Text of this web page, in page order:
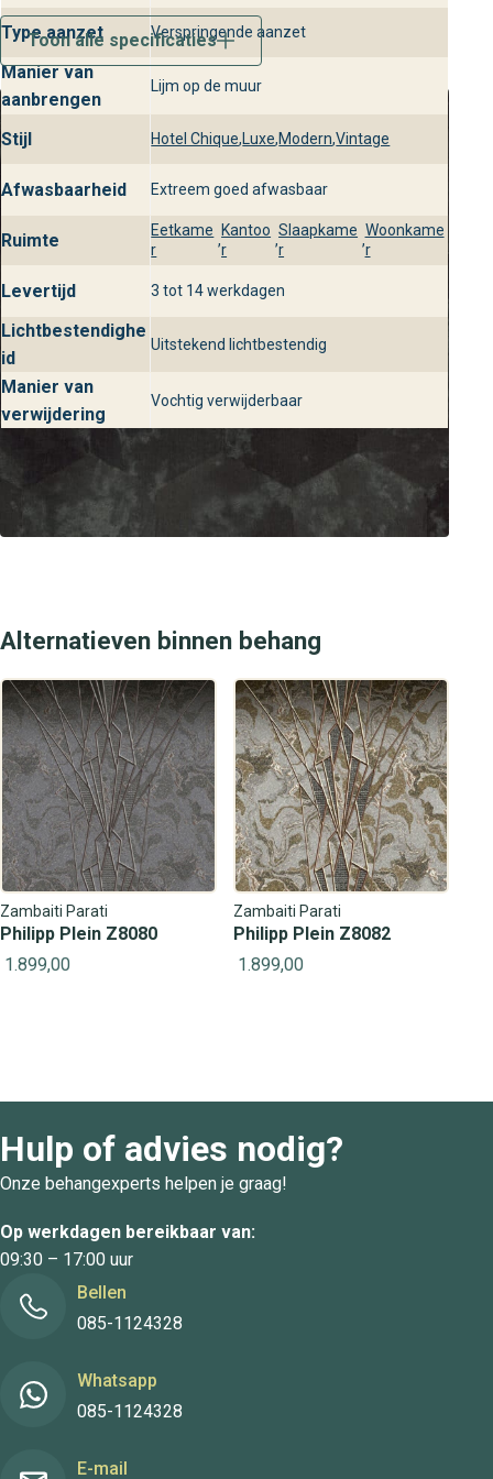
langdurig zijn luxe uitstraling behoudt, ook in goedverlichte
ruimtes.
Bezoek behangplaza voor Philipp
Plein Hexagon behang
Bij behangplaza vind je altijd persoonlijk advies en een
behang uit de Philipp Plein collectie. Kom langs in onze
winkels en laat je inspireren door de vele mogelijkheden
om jouw interieur te transformeren met stijlvol en luxe
Type aanzet Verspringende aanzet
Manier van
aanbrengen
Lijm op de muur
Stijl Hotel Chique,Luxe,Modern,Vintage
Afwasbaarheid Extreem goed afwasbaar
Ruimte
Eetkame
r
,
Kantoo
r
,
Slaapkame
r
,
Woonkame
r
Levertijd 3 tot 14 werkdagen
Lichtbestendighe
id
Uitstekend lichtbestendig
Manier van
verwijdering
Vochtig verwijderbaar
Toon alle specificaties
Alternatieven binnen behang
Zambaiti Parati
Philipp Plein Z8080
1.899,00
Zambaiti Parati
Philipp Plein Z8082
1.899,00
Hulp of advies nodig?
Onze behangexperts helpen je graag!
Op werkdagen bereikbaar van:
09:30 – 17:00 uur
Bellen
085-1124328
Whatsapp
085-1124328
E-mail